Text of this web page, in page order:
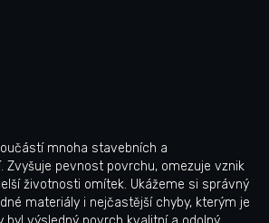
mnoha stavebních a
Zvyšuje pevnost povrchu, omezuje vznik
životnosti omítek. Ukážeme si správný
materiály i nejčastější chyby, kterým je